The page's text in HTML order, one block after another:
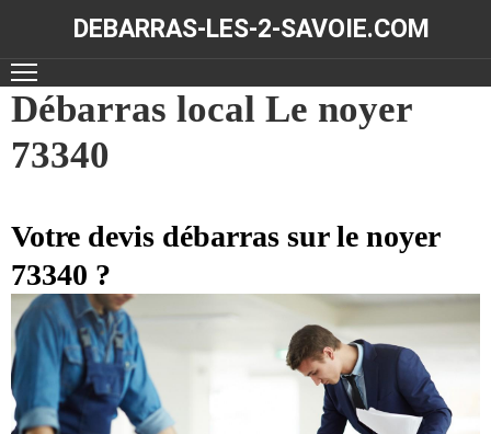
DEBARRAS-LES-2-SAVOIE.COM
ACCUEIL
DÉBARRAS
RÉALISATIONS
CONTACT
Débarras local Le noyer
73340
Votre devis débarras sur le noyer
73340 ?